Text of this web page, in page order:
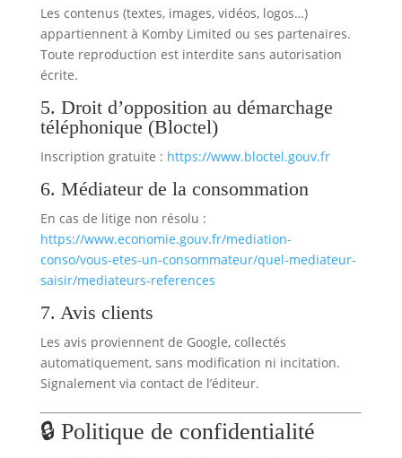
Les contenus (textes, images, vidéos, logos…)
appartiennent à Komby Limited ou ses partenaires.
Toute reproduction est interdite sans autorisation
écrite.
5. Droit d’opposition au démarchage
téléphonique (Bloctel)
Inscription gratuite : https://www.bloctel.gouv.fr
6. Médiateur de la consommation
En cas de litige non résolu :
https://www.economie.gouv.fr/mediation-
conso/vous-etes-un-consommateur/quel-mediateur-
saisir/mediateurs-references
7. Avis clients
Les avis proviennent de Google, collectés
automatiquement, sans modification ni incitation.
Signalement via contact de l’éditeur.
🔒 Politique de confidentialité